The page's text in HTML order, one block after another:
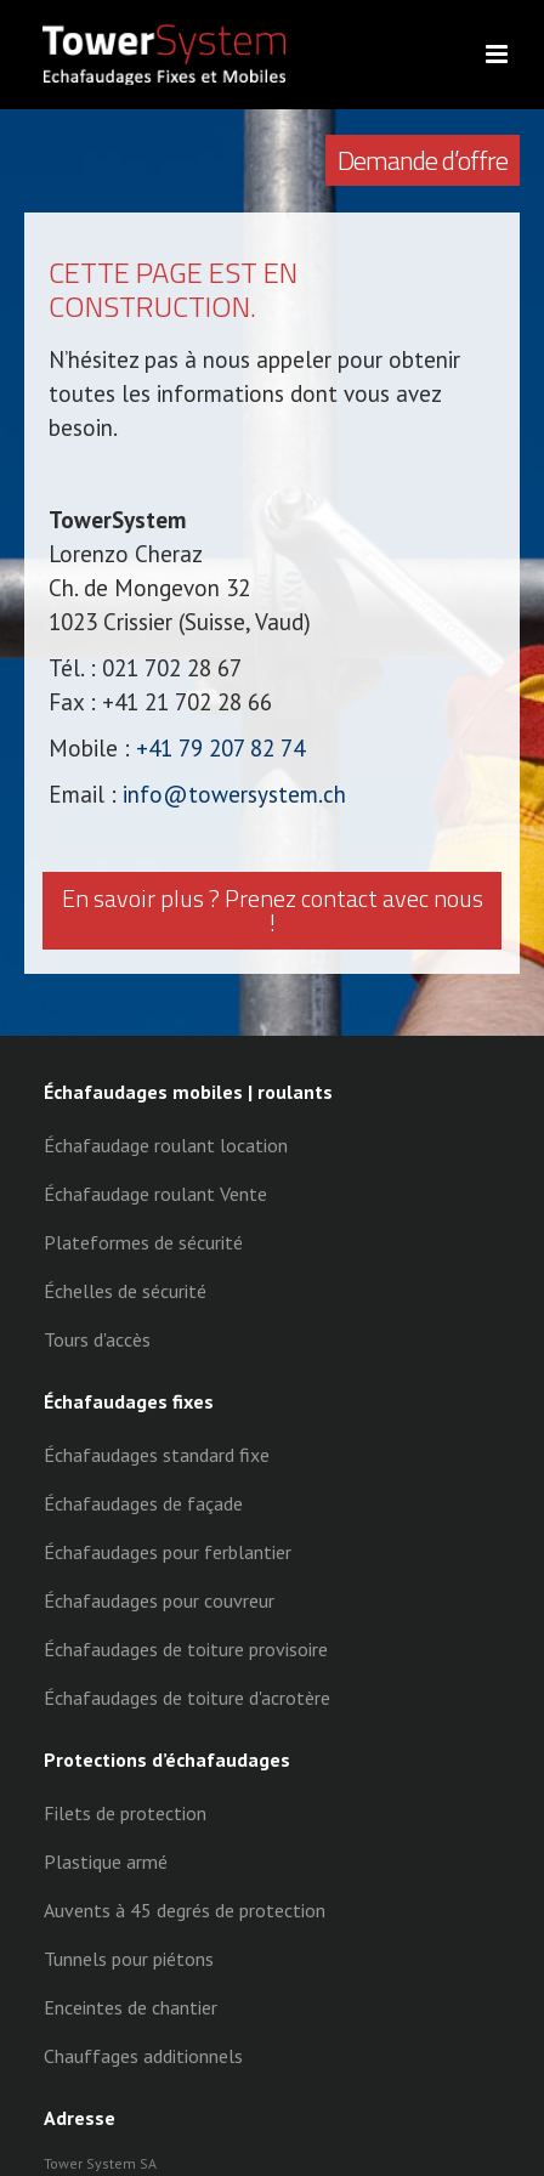
Demande d’offre
CETTE PAGE EST EN
CONSTRUCTION.
N’hésitez pas à nous appeler pour obtenir
toutes les informations dont vous avez
besoin.
TowerSystem
Lorenzo Cheraz
Ch. de Mongevon 32
1023 Crissier (Suisse, Vaud)
Tél. : 021 702 28 67
Fax : +41 21 702 28 66
Mobile : +41 79 207 82 74
Email : info@towersystem.ch
En savoir plus ? Prenez contact avec nous
!
Échafaudages mobiles | roulants
Échafaudage roulant location
Échafaudage roulant Vente
Plateformes de sécurité
Échelles de sécurité
Tours d'accès
Échafaudages fixes
Échafaudages standard fixe
Échafaudages de façade
Échafaudages pour ferblantier
Échafaudages pour couvreur
Échafaudages de toiture provisoire
Échafaudages de toiture d'acrotère
Protections d’échafaudages
Filets de protection
Plastique armé
Auvents à 45 degrés de protection
Tunnels pour piétons
Enceintes de chantier
Chauffages additionnels
Adresse
Tower System SA